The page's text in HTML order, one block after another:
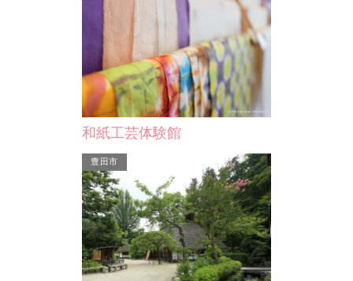
安城市歴史博物館
徳川家康の源流である、松平松平家の
居城であった安祥城址に隣接した土地
を整備して建てられた博…
和紙工芸体験館
豊田市